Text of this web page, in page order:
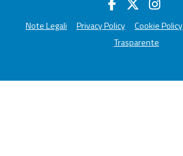
Note Legali Privacy Policy Cookie Policy
Trasparente